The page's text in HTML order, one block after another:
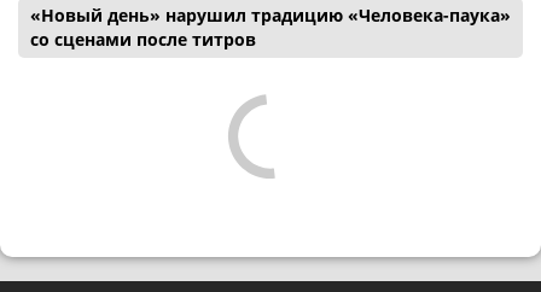
«Новый день» нарушил традицию «Человека-паука»
со сценами после титров